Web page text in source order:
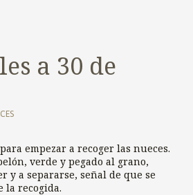
a 30 de
empezar a recoger las nueces.
verde y pegado al grano,
y a separarse, señal de que se
la recogida.